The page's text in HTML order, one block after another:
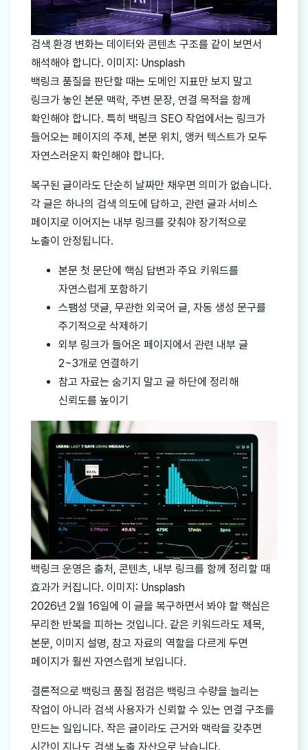
검색 환경 변화는 데이터와 콘텐츠 구조를 같이 보면서
해석해야 합니다. 이미지: Unsplash
백링크 품질을 판단할 때는 도메인 지표만 보지 말고
링크가 놓인 본문 맥락, 주변 문장, 연결 목적을 함께
확인해야 합니다. 특히 백링크 SEO 작업에서는 링크가
들어오는 페이지의 주제, 본문 위치, 앵커 텍스트가 모두
자연스러운지 확인해야 합니다.
복구된 글이라도 단순히 날짜만 채우면 의미가 없습니다.
각 글은 하나의 검색 의도에 답하고, 관련 글과 서비스
페이지로 이어지는 내부 링크를 갖춰야 장기적으로
노출이 안정됩니다.
본문 첫 문단에 핵심 답변과 주요 키워드를
자연스럽게 포함하기
스팸성 댓글, 무관한 외국어 글, 자동 생성 문구를
주기적으로 삭제하기
외부 링크가 들어온 페이지에서 관련 내부 글
2~3개로 연결하기
참고 자료는 숨기지 말고 글 하단에 정리해
신뢰도를 높이기
백링크 운영은 출처, 콘텐츠, 내부 링크를 함께 정리할 때
효과가 커집니다. 이미지: Unsplash
2026년 2월 16일에 이 글을 복구하면서 봐야 할 핵심은
무리한 반복을 피하는 것입니다. 같은 키워드라도 제목,
본문, 이미지 설명, 참고 자료의 역할을 다르게 두면
페이지가 훨씬 자연스럽게 보입니다.
결론적으로 백링크 품질 점검은 백링크 수량을 늘리는
작업이 아니라 검색 사용자가 신뢰할 수 있는 연결 구조를
만드는 일입니다. 작은 글이라도 근거와 맥락을 갖추면
시간이 지나도 검색 노출 자산으로 남습니다.